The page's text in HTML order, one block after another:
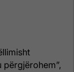
përgjërohem”,